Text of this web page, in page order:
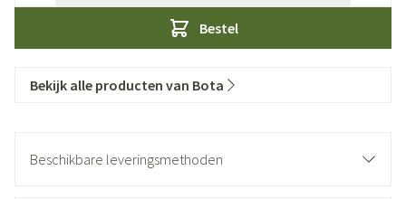
Bestel
Bekijk alle producten van Bota
Beschikbare leveringsmethoden